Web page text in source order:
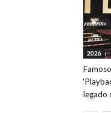
2026
legado